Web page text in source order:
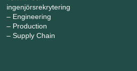
ingenjörsrekrytering
– Engineering
– Production
– Supply Chain